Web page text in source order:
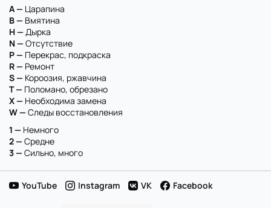
A — Царапина
B — Вмятина
H — Дырка
N — Отсутствие
P — Перекрас, подкраска
R — Ремонт
S — Короозия, ржавчина
T — Поломано, обрезано
X — Необходима замена
W — Следы восстановления
1 — Немного
2 — Средне
3 — Сильно, много
YouTube Instagram VK Facebook